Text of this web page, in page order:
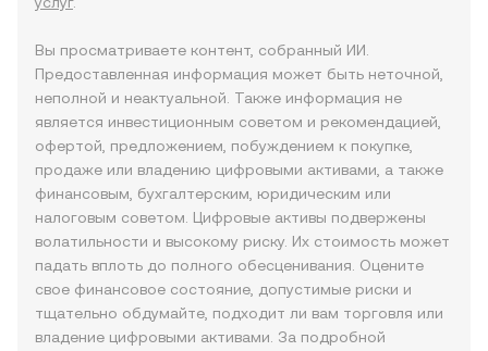
Вы просматриваете контент, собранный ИИ.
Предоставленная информация может быть неточной,
неполной и неактуальной. Также информация не
является инвестиционным советом и рекомендацией,
офертой, предложением, побуждением к покупке,
продаже или владению цифровыми активами, а также
финансовым, бухгалтерским, юридическим или
налоговым советом. Цифровые активы подвержены
волатильности и высокому риску. Их стоимость может
падать вплоть до полного обесценивания. Оцените
свое финансовое состояние, допустимые риски и
тщательно обдумайте, подходит ли вам торговля или
владение цифровыми активами. За подробной